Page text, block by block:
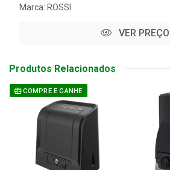
Marca: ROSSI
VER PREÇO
Produtos Relacionados
COMPRE E GANHE